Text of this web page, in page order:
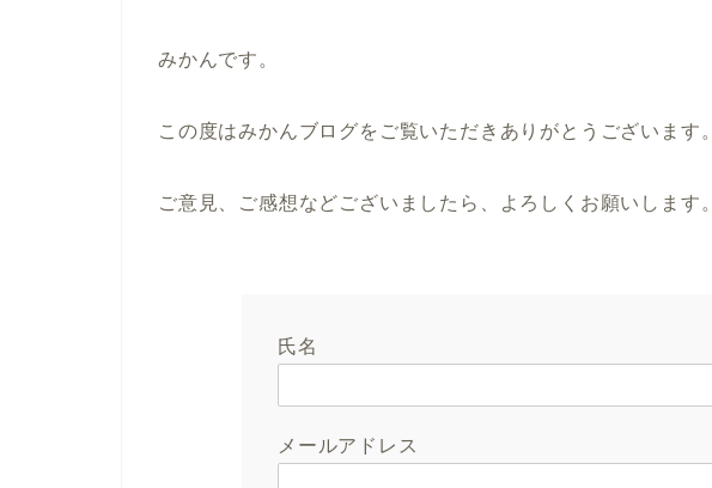
みかんです。
この度はみかんブログをご覧いただきありがとうございます。
ご意見、ご感想などございましたら、よろしくお願いします。
氏名
メールアドレス